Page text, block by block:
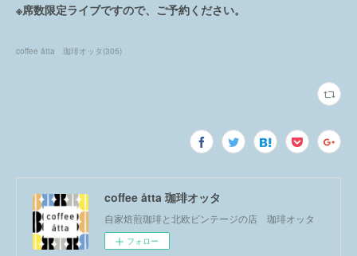
※席数限定ライブですので、ご予約ください。
coffee åtta 珈琲オッタ (305)
coffee åtta 珈琲オッタ
自家焙煎珈琲と北欧ビンテージの店 珈琲オッタ
フォロー